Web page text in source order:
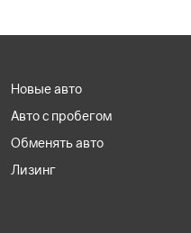
Новые авто
Авто с пробегом
Обменять авто
Лизинг